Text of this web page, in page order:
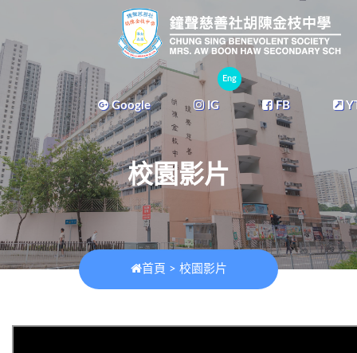
Eng
Google IG FB
校園影片
首頁 > 校園影片